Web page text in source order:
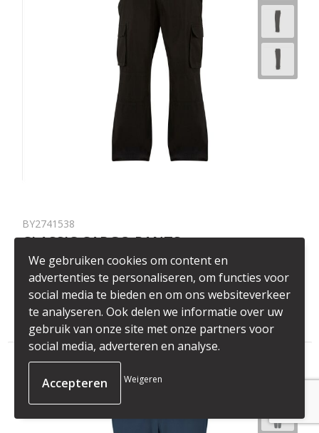
BY2741538
CLASSIC CARGO PANTS
494 op voorraad
100% cotton.
vanaf € 34,64
We gebruiken cookies om content en
advertenties te personaliseren, om functies voor
social media te bieden en om ons websiteverkeer
te analyseren. Ook delen we informatie over uw
gebruik van onze site met onze partners voor
social media, adverteren en analyse.
Weigeren